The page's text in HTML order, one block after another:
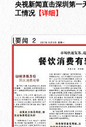
央视新闻直击深圳第一
工情况【详细】